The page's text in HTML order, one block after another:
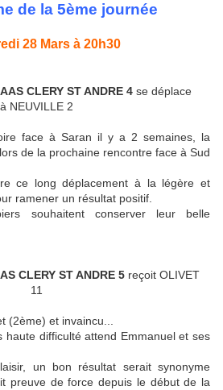
de la 5ème journée
28 Mars à 20h30
AAS CLERY ST ANDRE 4 se déplace
à NEUVILLE 2
face à Saran il y a 2 semaines, la
de la prochaine rencontre face à Sud
ce long déplacement à la légère et
ramener un résultat positif.
souhaitent conserver leur belle
CLERY ST ANDRE 5 reçoit OLIVET
11
(2ème) et invaincu...
haute difficulté attend Emmanuel et ses
un bon résultat serait synonyme
preuve de force depuis le début de la